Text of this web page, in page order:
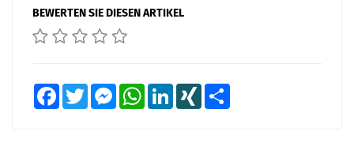
BEWERTEN SIE DIESEN ARTIKEL
FacebookTwitter MessengerWhatsAppLinkedInXING